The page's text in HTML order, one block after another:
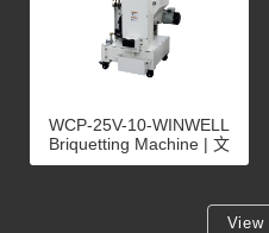
WCP-25V-10-WINWELL
Briquetting Machine | 文
威 金屬切削屑壓錠機
View